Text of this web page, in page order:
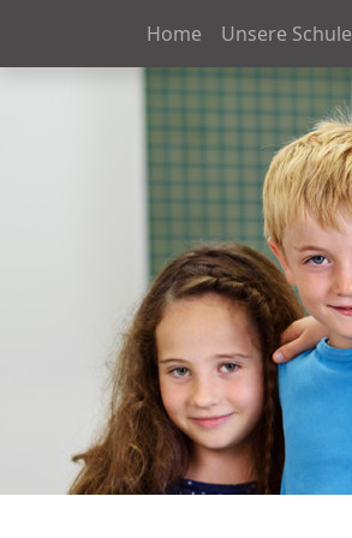
Navigation überspringen
Home Unsere Schule